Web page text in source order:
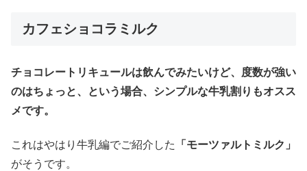
カフェショコラミルク
チョコレートリキュールは飲んでみたいけど、度数が強い
のはちょっと、という場合、シンプルな牛乳割りもオスス
メです。
これはやはり牛乳編でご紹介した
「モーツァルトミルク」
がそうです。